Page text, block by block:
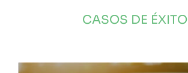
CASOS DE ÉXITO